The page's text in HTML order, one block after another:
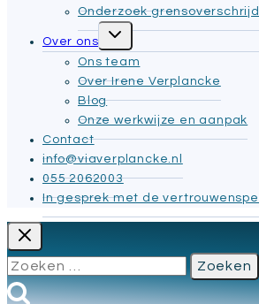
Onderzoek
Over ons
Toggle
submenu
Ons team
Over Irene Verplancke
Blog
Onze werkwijze en aanpak
Contact
info@viaverplancke.nl
055 2062003
In gesprek met de
Zoeken
naar: